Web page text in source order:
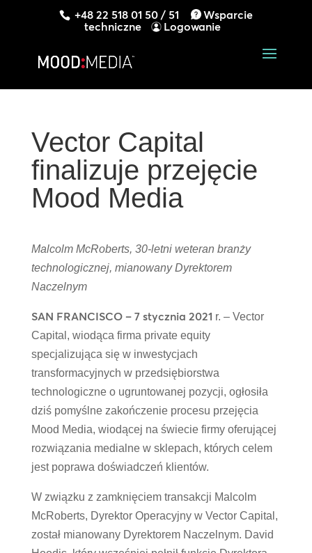
+48 22 518 01 50 / 51
Wsparcie
techniczne
Logowanie
Vector Capital
finalizuje przejęcie
Mood Media
Malcolm McRoberts, 30-letni weteran branży
technologicznej, mianowany Dyrektorem
Naczelnym
SAN FRANCISCO – 7 stycznia 2021 r. – Vector
Capital, wiodąca firma private equity
specjalizująca się w inwestycjach
transformacyjnych w przedsiębiorstwa
technologiczne o ugruntowanej pozycji, ogłosiła
dziś pomyślne zakończenie procesu przejęcia
Mood Media, wiodącej na świecie firmy oferującej
rozwiązania medialne w sklepach, których celem
jest poprawa doświadczeń klientów.
W związku z zamknięciem transakcji Malcolm
McRoberts, Dyrektor Operacyjny w Vector Capital,
został mianowany Dyrektorem Naczelnym. David